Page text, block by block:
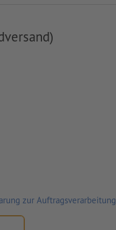
zur Auftragsverarbeitung